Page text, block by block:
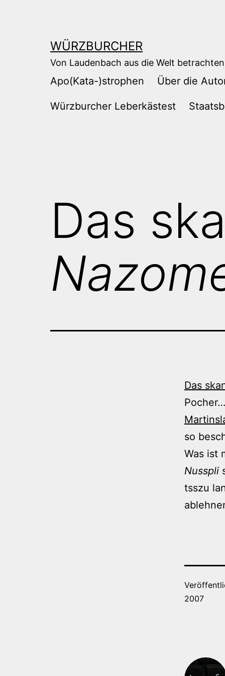
WÜRZBURCHER
Von Laudenbach aus die Welt betrachten
Apo(Kata-)strophen Über die
Würzburcher Leberkästest
Das
Das
so
Was ist
Nusspli
tsszu
2007